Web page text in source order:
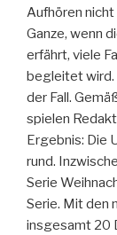
Aufhören nicht
Ganze, wenn
erfährt, viele
begleitet wird.
der Fall.
spielen
Ergebnis: Die
rund.
Serie
Serie. Mit den
insgesamt 20